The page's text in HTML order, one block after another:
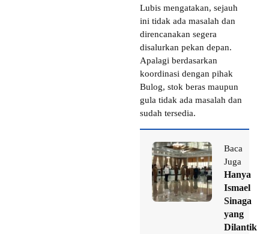
Lubis mengatakan, sejauh
ini tidak ada masalah dan
direncanakan segera
disalurkan pekan depan.
Apalagi berdasarkan
koordinasi dengan pihak
Bulog, stok beras maupun
gula tidak ada masalah dan
sudah tersedia.
Baca
Juga
Hanya
Ismael
Sinaga
yang
Dilantik